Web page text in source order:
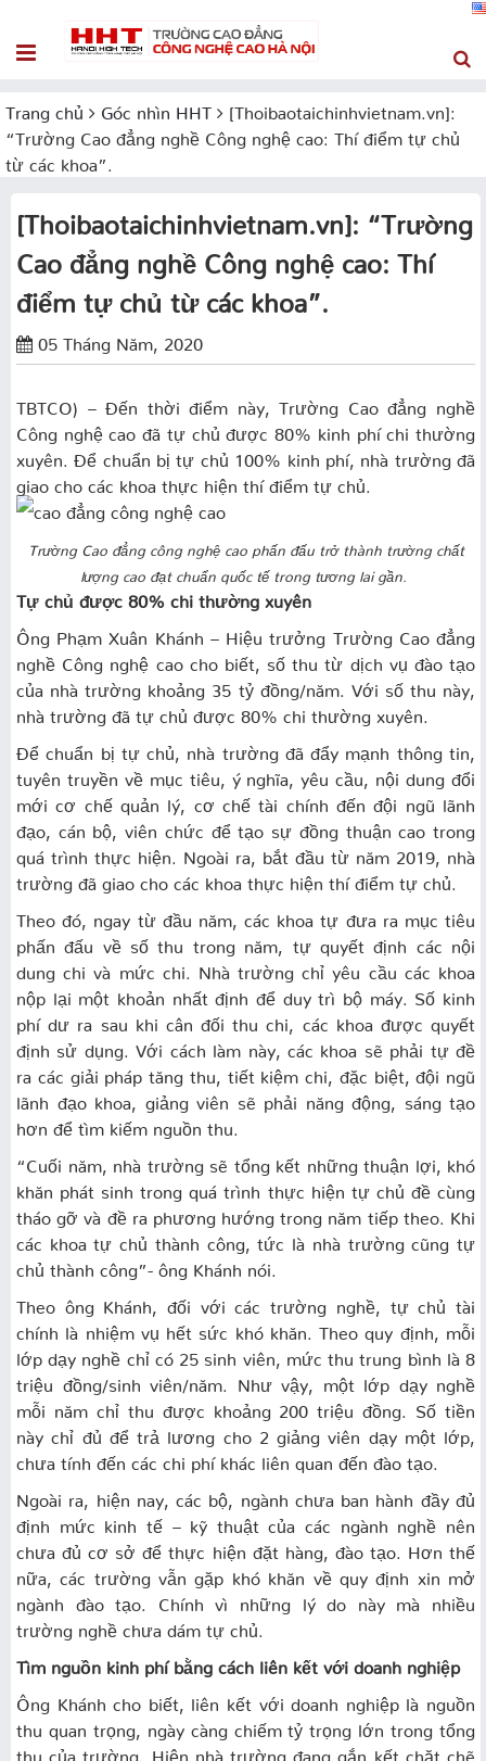
Trang chủ Góc nhìn HHT
[Thoibaotaichinhvietnam.vn]:
“Trường Cao đẳng nghề Công nghệ cao: Thí điểm tự chủ
từ các khoa”.
[Thoibaotaichinhvietnam.vn]: “Trường
Cao đẳng nghề Công nghệ cao: Thí
điểm tự chủ từ các khoa”.
05 Tháng Năm, 2020
TBTCO) – Đến thời điểm này, Trường Cao đẳng nghề
Công nghệ cao đã tự chủ được 80% kinh phí chi thường
xuyên. Để chuẩn bị tự chủ 100% kinh phí, nhà trường đã
giao cho các khoa thực hiện thí điểm tự chủ.
Trường Cao đẳng công nghệ cao phấn đấu trở thành trường chất
lượng cao đạt chuẩn quốc tế trong tương lai gần.
Tự chủ được 80% chi thường xuyên
Ông Phạm Xuân Khánh – Hiệu trưởng Trường Cao đẳng
nghề Công nghệ cao cho biết, số thu từ dịch vụ đào tạo
của nhà trường khoảng 35 tỷ đồng/năm. Với số thu này,
nhà trường đã tự chủ được 80% chi thường xuyên.
Để chuẩn bị tự chủ, nhà trường đã đẩy mạnh thông tin,
tuyên truyền về mục tiêu, ý nghĩa, yêu cầu, nội dung đổi
mới cơ chế quản lý, cơ chế tài chính đến đội ngũ lãnh
đạo, cán bộ, viên chức để tạo sự đồng thuận cao trong
quá trình thực hiện. Ngoài ra, bắt đầu từ năm 2019, nhà
trường đã giao cho các khoa thực hiện thí điểm tự chủ.
Theo đó, ngay từ đầu năm, các khoa tự đưa ra mục tiêu
phấn đấu về số thu trong năm, tự quyết định các nội
dung chi và mức chi. Nhà trường chỉ yêu cầu các khoa
nộp lại một khoản nhất định để duy trì bộ máy. Số kinh
phí dư ra sau khi cân đối thu chi, các khoa được quyết
định sử dụng. Với cách làm này, các khoa sẽ phải tự đề
ra các giải pháp tăng thu, tiết kiệm chi, đặc biệt, đội ngũ
lãnh đạo khoa, giảng viên sẽ phải năng động, sáng tạo
hơn để tìm kiếm nguồn thu.
“Cuối năm, nhà trường sẽ tổng kết những thuận lợi, khó
khăn phát sinh trong quá trình thực hiện tự chủ đề cùng
tháo gỡ và đề ra phương hướng trong năm tiếp theo. Khi
các khoa tự chủ thành công, tức là nhà trường cũng tự
chủ thành công”- ông Khánh nói.
Theo ông Khánh, đối với các trường nghề, tự chủ tài
chính là nhiệm vụ hết sức khó khăn. Theo quy định, mỗi
lớp dạy nghề chỉ có 25 sinh viên, mức thu trung bình là 8
triệu đồng/sinh viên/năm. Như vậy, một lớp dạy nghề
mỗi năm chỉ thu được khoảng 200 triệu đồng. Số tiền
này chỉ đủ để trả lương cho 2 giảng viên dạy một lớp,
chưa tính đến các chi phí khác liên quan đến đào tạo.
Ngoài ra, hiện nay, các bộ, ngành chưa ban hành đầy đủ
định mức kinh tế – kỹ thuật của các ngành nghề nên
chưa đủ cơ sở để thực hiện đặt hàng, đào tạo. Hơn thế
nữa, các trường vẫn gặp khó khăn về quy định xin mở
ngành đào tạo. Chính vì những lý do này mà nhiều
trường nghề chưa dám tự chủ.
Tìm nguồn kinh phí bằng cách liên kết với doanh nghiệp
Ông Khánh cho biết, liên kết với doanh nghiệp là nguồn
thu quan trọng, ngày càng chiếm tỷ trọng lớn trong tổng
thu của trường. Hiện nhà trường đang gắn kết chặt chẽ